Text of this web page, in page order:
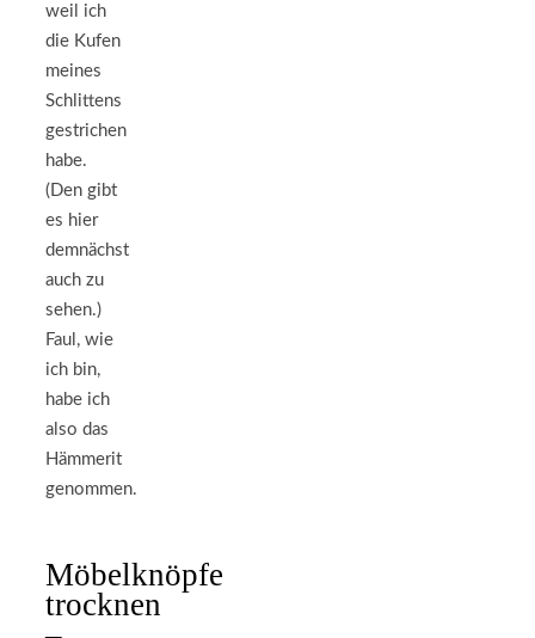
weil ich
die Kufen
meines
Schlittens
gestrichen
habe.
(Den gibt
es hier
demnächst
auch zu
sehen.)
Faul, wie
ich bin,
habe ich
also das
Hämmerit
genommen.
Möbelknöpfe
trocknen